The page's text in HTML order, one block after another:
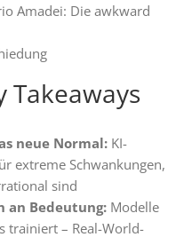
Amadei: Die awkward
Takeaways
neue Normal:KI-
extreme Schwankungen,
sind
an Bedeutung:Modelle
trainiert – Real-World-